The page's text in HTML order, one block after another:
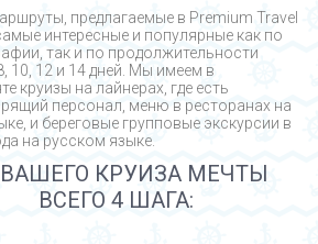
предлагаемые в Premium Travel
интересные и популярные как по
так и по продолжительности
10, 12 и 14 дней. Мы имеем в
круизы на лайнерах, где есть
персонал, меню в ресторанах на
и береговые групповые экскурсии в
на русском языке.
КРУИЗА МЕЧТЫ
ВСЕГО 4 ШАГА: